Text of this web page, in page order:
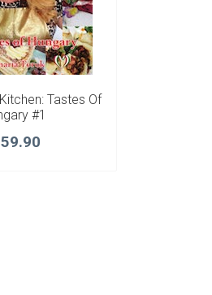
Tastes Of
#1
59.90